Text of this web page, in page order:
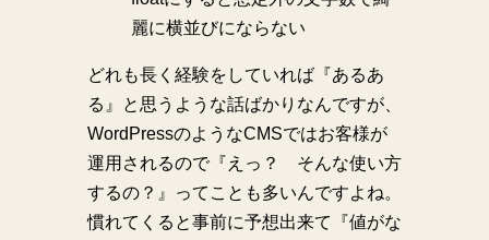
麗に横並びにならない
どれも長く経験をしていれば『あるあ
る』と思うような話ばかりなんですが、
WordPressのようなCMSではお客様が
運用されるので『えっ？ そんな使い方
するの？』ってことも多いんですよね。
慣れてくると事前に予想出来て『値がな